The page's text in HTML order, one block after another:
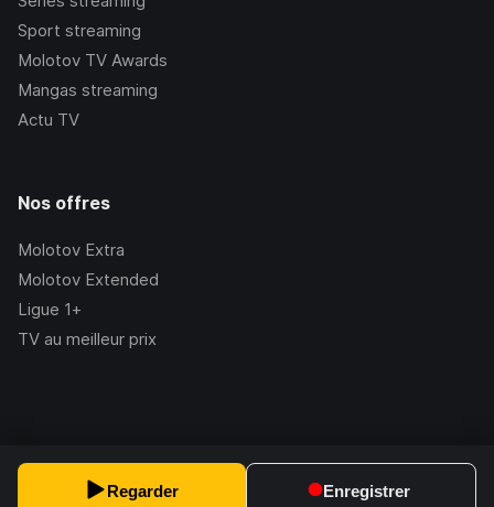
Regarder Enregistrer
Sport streaming
Molotov TV Awards
Mangas streaming
Actu TV
Nos offres
Molotov Extra
Molotov Extended
Ligue 1+
TV au meilleur prix
2.228.1